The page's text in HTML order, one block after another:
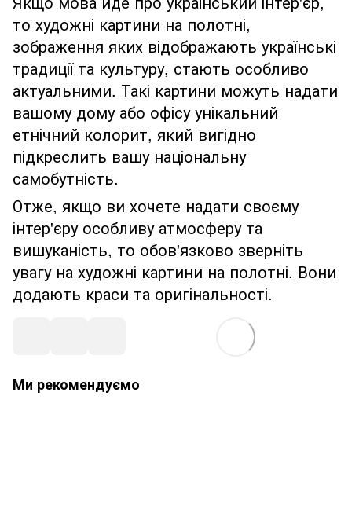
то художні картини на полотні,
зображення яких відображають українські
традиції та культуру, стають особливо
актуальними. Такі картини можуть надати
вашому дому або офісу унікальний
етнічний колорит, який вигідно
підкреслить вашу національну
самобутність.
Отже, якщо ви хочете надати своєму
інтер'єру особливу атмосферу та
вишуканість, то обов'язково зверніть
увагу на художні картини на полотні. Вони
додають краси та оригінальності.
Ми рекомендуємо